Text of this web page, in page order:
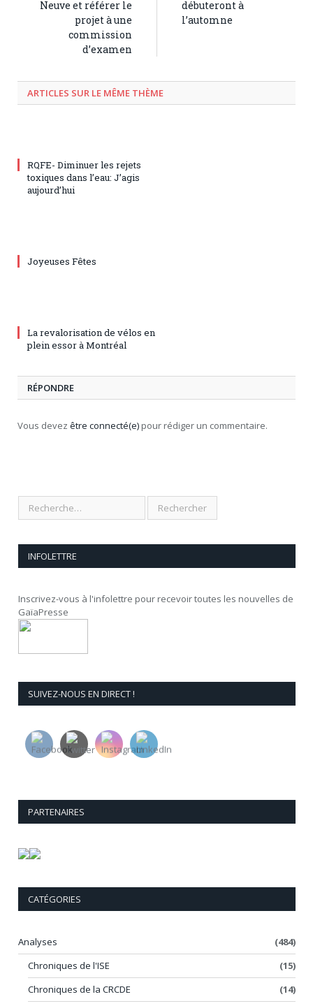
Neuve et référer le
projet à une
commission
d’examen
débuteront à
l’automne
ARTICLES SUR LE MÊME THÈME
RQFE- Diminuer les rejets
toxiques dans l’eau: J’agis
aujourd’hui
Joyeuses Fêtes
La revalorisation de vélos en
plein essor à Montréal
RÉPONDRE
Vous devez être connecté(e) pour rédiger un commentaire.
INFOLETTRE
Inscrivez-vous à l'infolettre pour recevoir toutes les nouvelles de
GaïaPresse
SUIVEZ-NOUS EN DIRECT !
PARTENAIRES
CATÉGORIES
Analyses
(484)
Chroniques de l'ISE
(15)
Chroniques de la CRCDE
(14)